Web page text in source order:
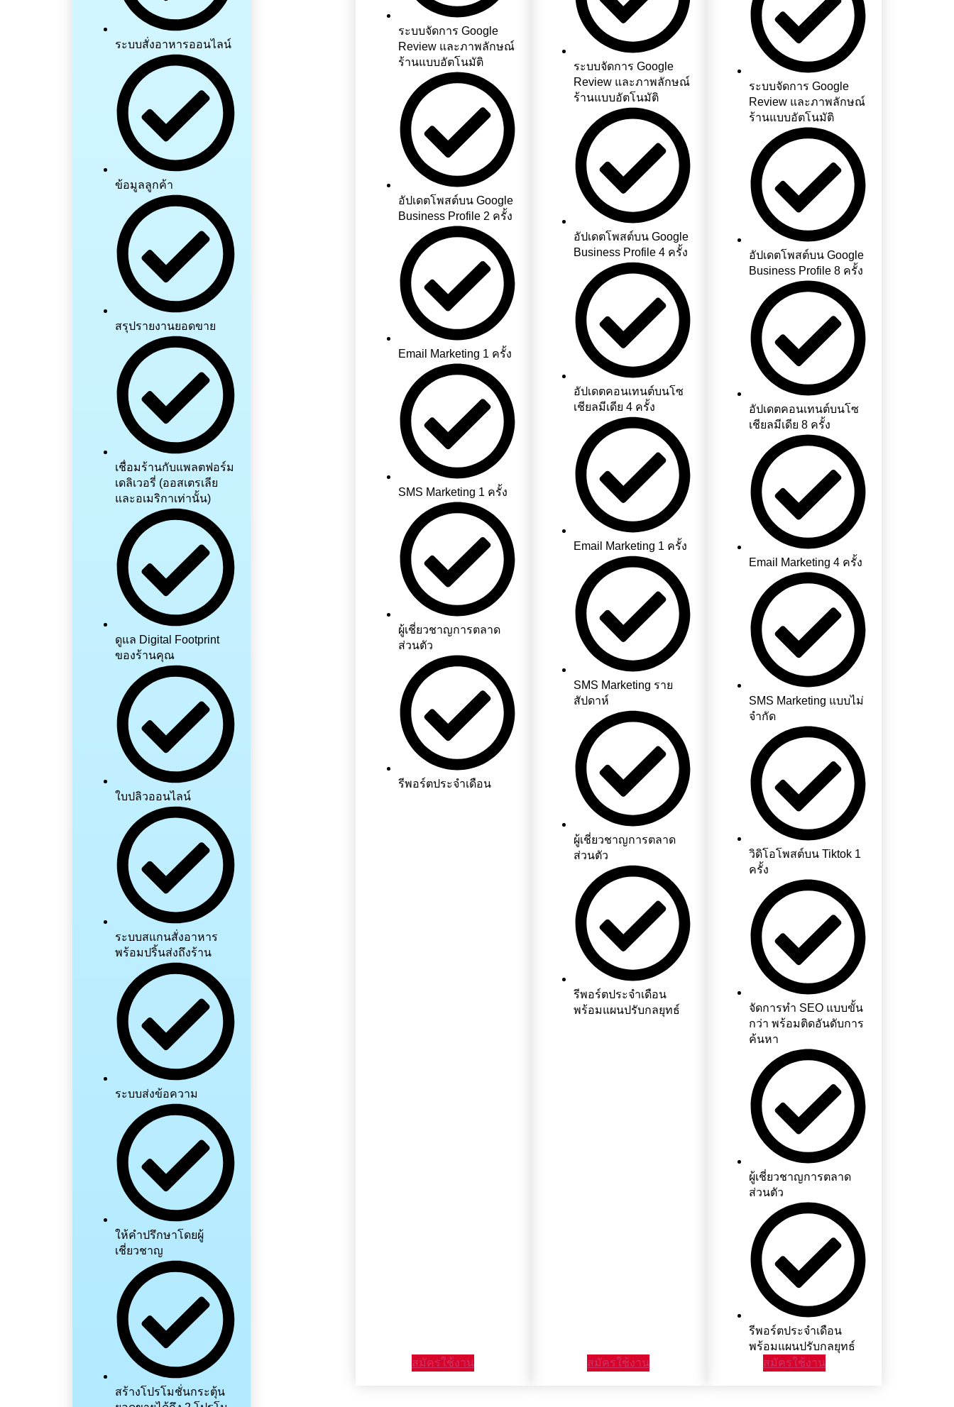
ระบบสั่งอาหารออนไลน์
ข้อมูลลูกค้า
สรุปรายงานยอดขาย
เชื่อมร้านกับแพลตฟอร์ม
เดลิเวอรี่ (ออสเตรเลีย
และอเมริกาเท่านั้น)
ดูแล Digital Footprint
ของร้านคุณ
ใบปลิวออนไลน์
ระบบสแกนสั่งอาหาร
พร้อมปริ้นส่งถึงร้าน
ระบบส่งข้อความ
ให้คำปรึกษาโดยผู้
เชี่ยวชาญ
สร้างโปรโมชั่นกระตุ้น
ระบบจัดการ Google
Review และภาพลักษณ์
ร้านแบบอัตโนมัติ
อัปเดตโพสต์บน Google
Business Profile 2 ครั้ง
Email Marketing 1 ครั้ง
SMS Marketing 1 ครั้ง
ผู้เชี่ยวชาญการตลาด
ส่วนตัว
รีพอร์ตประจำเดือน
สมัครใช้งาน
ระบบจัดการ Google
Review และภาพลักษณ์
ร้านแบบอัตโนมัติ
อัปเดตโพสต์บน Google
Business Profile 4 ครั้ง
อัปเดตคอนเทนต์บนโซ
เชียลมีเดีย 4 ครั้ง
Email Marketing 1 ครั้ง
SMS Marketing ราย
สัปดาห์
ผู้เชี่ยวชาญการตลาด
ส่วนตัว
รีพอร์ตประจำเดือน
พร้อมแผนปรับกลยุทธ์
สมัครใช้งาน
ระบบจัดการ Google
Review และภาพลักษณ์
ร้านแบบอัตโนมัติ
อัปเดตโพสต์บน Google
Business Profile 8 ครั้ง
อัปเดตคอนเทนต์บนโซ
เชียลมีเดีย 8 ครั้ง
Email Marketing 4 ครั้ง
SMS Marketing แบบไม่
จำกัด
วิดิโอโพสต์บน Tiktok 1
ครั้ง
จัดการทำ SEO แบบขั้น
กว่า พร้อมติดอันดับการ
ค้นหา
ผู้เชี่ยวชาญการตลาด
ส่วนตัว
รีพอร์ตประจำเดือน
พร้อมแผนปรับกลยุทธ์
สมัครใช้งาน